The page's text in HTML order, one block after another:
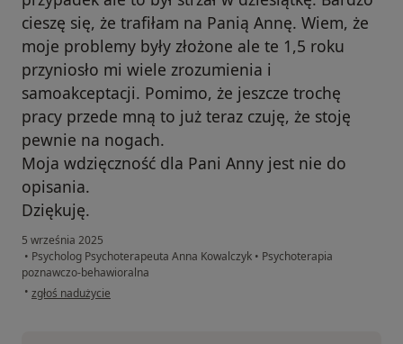
cieszę się, że trafiłam na Panią Annę. Wiem, że
moje problemy były złożone ale te 1,5 roku
przyniosło mi wiele zrozumienia i
samoakceptacji. Pomimo, że jeszcze trochę
pracy przede mną to już teraz czuję, że stoję
pewnie na nogach.
Moja wdzięczność dla Pani Anny jest nie do
opisania.
Dziękuję.
5 września 2025
• Psycholog Psychoterapeuta Anna Kowalczyk • Psychoterapia
poznawczo-behawioralna
• w opinii użytkownika Ania
zgłoś nadużycie